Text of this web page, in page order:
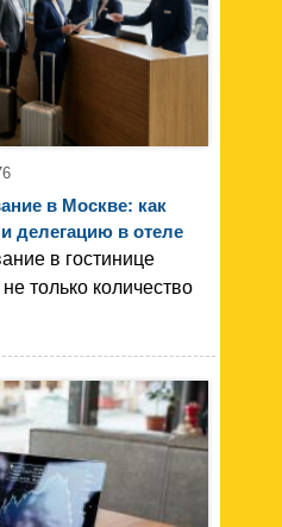
в Москве: как
делегацию в отеле
в гостинице
только количество